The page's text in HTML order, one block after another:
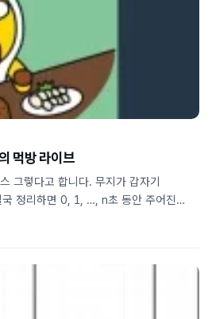
int[] prices) { PriorityQueue..
먹방 라이브
그렇다고 합니다. 무지가 갑자기
국 정리하면 0, 1, …, n초 동안 주어진
식을 먹고있을지 출력하는 문제이다.